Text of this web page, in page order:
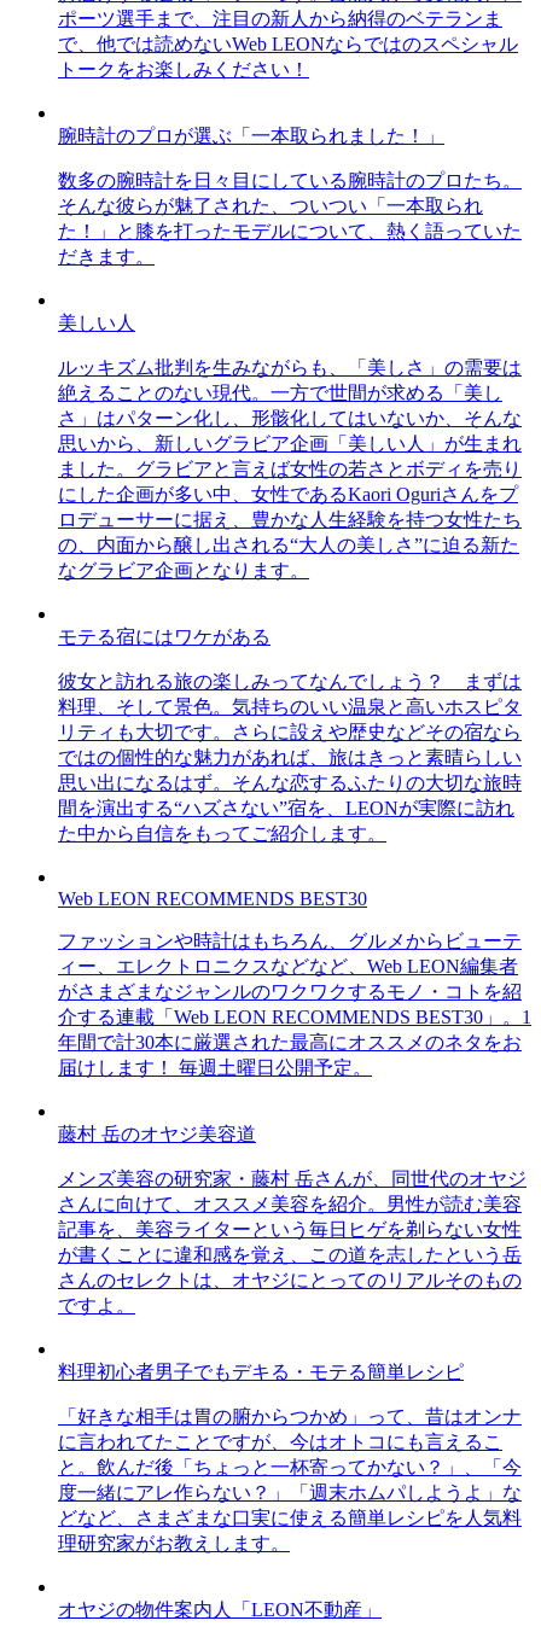
ポーツ選手まで、注目の新人から納得のベテランま
で、他では読めないWeb LEONならではのスペシャル
トークをお楽しみください！
腕時計のプロが選ぶ「一本取られました！」
数多の腕時計を日々目にしている腕時計のプロたち。
そんな彼らが魅了された、ついつい「一本取られ
た！」と膝を打ったモデルについて、熱く語っていた
だきます。
美しい人
ルッキズム批判を生みながらも、「美しさ」の需要は
絶えることのない現代。一方で世間が求める「美し
さ」はパターン化し、形骸化してはいないか、そんな
思いから、新しいグラビア企画「美しい人」が生まれ
ました。グラビアと言えば女性の若さとボディを売り
にした企画が多い中、女性であるKaori Oguriさんをプ
ロデューサーに据え、豊かな人生経験を持つ女性たち
の、内面から醸し出される“大人の美しさ”に迫る新た
なグラビア企画となります。
モテる宿にはワケがある
彼女と訪れる旅の楽しみってなんでしょう？ まずは
料理、そして景色。気持ちのいい温泉と高いホスピタ
リティも大切です。さらに設えや歴史などその宿なら
ではの個性的な魅力があれば、旅はきっと素晴らしい
思い出になるはず。そんな恋するふたりの大切な旅時
間を演出する“ハズさない”宿を、LEONが実際に訪れ
た中から自信をもってご紹介します。
Web LEON RECOMMENDS BEST30
ファッションや時計はもちろん、グルメからビューテ
ィー、エレクトロニクスなどなど、Web LEON編集者
がさまざまなジャンルのワクワクするモノ・コトを紹
介する連載「Web LEON RECOMMENDS BEST30」。1
年間で計30本に厳選された最高にオススメのネタをお
届けします！ 毎週土曜日公開予定。
藤村 岳のオヤジ美容道
メンズ美容の研究家・藤村 岳さんが、同世代のオヤジ
さんに向けて、オススメ美容を紹介。男性が読む美容
記事を、美容ライターという毎日ヒゲを剃らない女性
が書くことに違和感を覚え、この道を志したという岳
さんのセレクトは、オヤジにとってのリアルそのもの
ですよ。
料理初心者男子でもデキる・モテる簡単レシピ
「好きな相手は胃の腑からつかめ」って、昔はオンナ
に言われてたことですが、今はオトコにも言えるこ
と。飲んだ後「ちょっと一杯寄ってかない？」、「今
度一緒にアレ作らない？」「週末ホムパしようよ」な
どなど、さまざまな口実に使える簡単レシピを人気料
理研究家がお教えします。
オヤジの物件案内人「LEON不動産」